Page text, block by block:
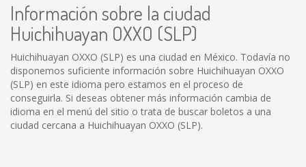
Información sobre la ciudad
Huichihuayan OXXO (SLP)
Huichihuayan OXXO (SLP) es una ciudad en México. Todavía no
disponemos suficiente información sobre Huichihuayan OXXO
(SLP) en este idioma pero estamos en el proceso de
conseguirla. Si deseas obtener más información cambia de
idioma en el menú del sitio o trata de buscar boletos a una
ciudad cercana a Huichihuayan OXXO (SLP).